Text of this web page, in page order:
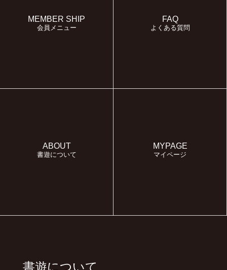
MEMBER SHIP
会員メニュー
FAQ
よくある質問
ABOUT
書遊について
MYPAGE
マイページ
書遊について